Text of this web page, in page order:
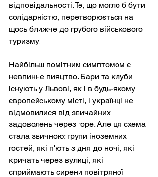
відповідальності. Те, що могло б бути
солідарністю, перетворюється на
щось ближче до грубого військового
туризму.
Найбільш помітним симптомом є
невпинне пияцтво. Бари та клуби
існують у Львові, як і в будь-якому
європейському місті, і українці не
відмовилися від звичайних
задоволень через горе. Але ця схема
стала звичною: групи іноземних
гостей, які п'ють з дня до ночі, які
кричать через вулиці, які
сприймають сирени повітряної